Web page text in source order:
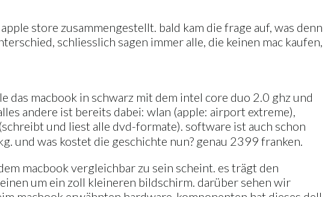
store zusammengestellt. bald kam die frage auf, was denn
schliesslich sagen immer alle, die keinen mac kaufen,
das macbook in schwarz mit dem intel core duo 2.0 ghz und
andere ist bereits dabei: wlan (apple: airport extreme),
und liest alle dvd-formate). software ist auch schon
und was kostet die geschichte nun? genau 2399 franken.
macbook vergleichbar zu sein scheint. es trägt den
um ein zoll kleineren bildschirm. darüber sehen wir